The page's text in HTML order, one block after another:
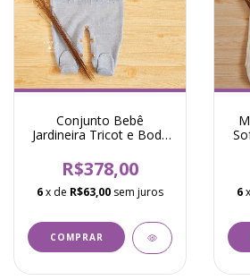
Conjunto Bebê
Jardineira Tricot e Body
R$378,00
6x de R$63,00 sem juros
COMPRAR
6